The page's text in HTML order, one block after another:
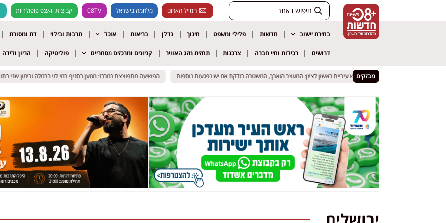
המייל האדום מלחמה בישראל 08TV קבוצות וואצפ פופולריות
בחירת יישוב חדשות פלילי ומשפט חינוך נדלן בריאות אוכל תרבות ובילוי דת ומסורת
דרושים רכילות וחיי חברה צרכנות תחזית מזג האוויר קניונים ומרכזים מסחריים פוליטיקה הריון ולידה
מבזקים
חשד לעבירות מין בלשכת סגן ראש עיריית ראשון לציון: המעצר הוארך, המשטרה בודקת אם יש נפגעות נוספות הפשיעה מתפוצצת במרכז: מטען בסניף רמי לוי ברמלה ורימון שני חשד לעבירות מין בלשכת סגן ראש עיריית ראשון לציון: המעצר הוארך, המשטרה בודקת אם יש נפגעות נוספות הפשיעה מתפוצצת במרכז: מטען בסניף רמי לוי ברמלה ורימון שני